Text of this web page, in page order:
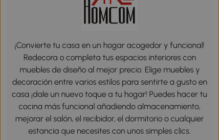
¡Convierte tu casa en un hogar acogedor y funcional!
Redecora o completa tus espacios interiores con
muebles de diseño al mejor precio. Elige muebles y
decoración entre varios estilos para sentirte a gusto en
casa ¡dale un nuevo toque a tu hogar! Puedes hacer tu
cocina más funcional añadiendo almacenamiento,
mejorar el salón, el recibidor, el dormitorio o cualquier
estancia que necesites con unos simples clics.